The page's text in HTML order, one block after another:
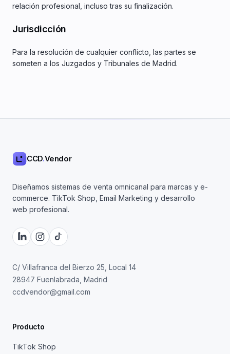
relación profesional, incluso tras su finalización.
Jurisdicción
Para la resolución de cualquier conflicto, las partes se
someten a los Juzgados y Tribunales de Madrid.
CCD.Vendor
Diseñamos sistemas de venta omnicanal para marcas y e-
commerce. TikTok Shop, Email Marketing y desarrollo
web profesional.
C/ Villafranca del Bierzo 25, Local 14
28947 Fuenlabrada, Madrid
ccdvendor@gmail.com
Producto
TikTok Shop